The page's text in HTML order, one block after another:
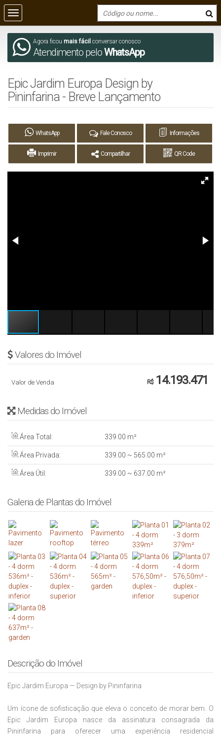
Agora ficou mais fácil conversar conosco
Atendimento peloWhatsApp
Epic Jardim Europa Design by
Pininfarina - Breve Lançamento
WhatsApp Fale Conosco Informações
Imprimir Compartilhar QR Code
Valores do Imóvel
R$14.193.471
Valor de Venda
Medidas do Imóvel
Área Total: 339.00 m²
Área Privada: 339.00 ~ 565.00 m²
Área Útil: 339.00 ~ 637.00 m²
Galeria de Plantas do Imóvel
Descrição do Imóvel
Epic Jardim Europa — Design by Pininfarina
Um ícone de sofisticação que eleva o conceito de morar bem. O
Epic Jardim Europa nasce da assinatura consagrada da
Pininfarina para oferecer uma experiência residencial